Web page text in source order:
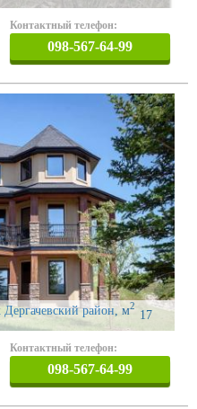
Контактный телефон:
098-567-64-99
район, 17
м2
Контактный телефон:
098-567-64-99